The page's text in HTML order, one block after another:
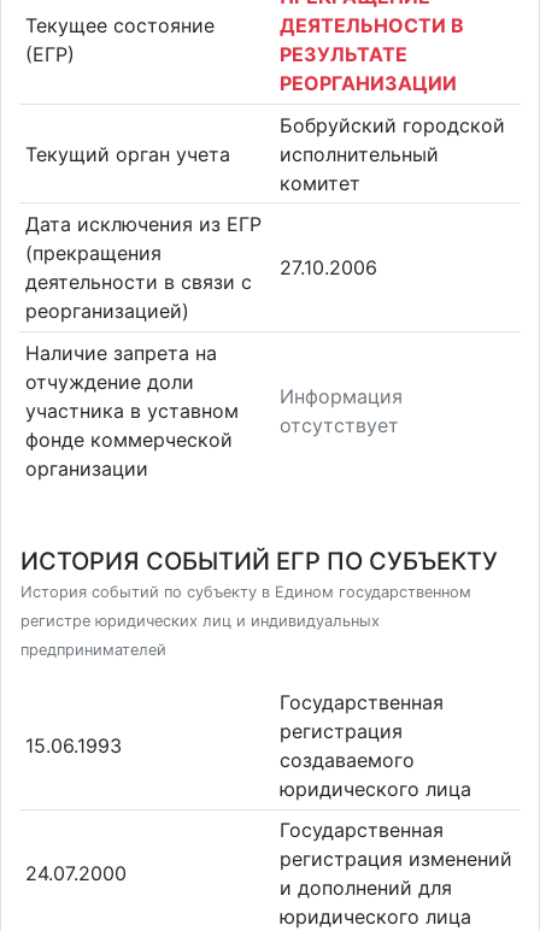
Текущее состояние
(ЕГР)
ДЕЯТЕЛЬНОСТИ В
РЕЗУЛЬТАТЕ
РЕОРГАНИЗАЦИИ
Текущий орган учета
Бобруйский городской
исполнительный
комитет
Дата исключения из ЕГР
(прекращения
деятельности в связи с
реорганизацией)
27.10.2006
Наличие запрета на
отчуждение доли
участника в уставном
фонде коммерческой
организации
Информация
отсутствует
ИСТОРИЯ СОБЫТИЙ ЕГР ПО СУБЪЕКТУ
История событий по субъекту в Едином государственном
регистре юридических лиц и индивидуальных
предпринимателей
15.06.1993
Государственная
регистрация
создаваемого
юридического лица
24.07.2000
Государственная
регистрация изменений
и дополнений для
юридического лица